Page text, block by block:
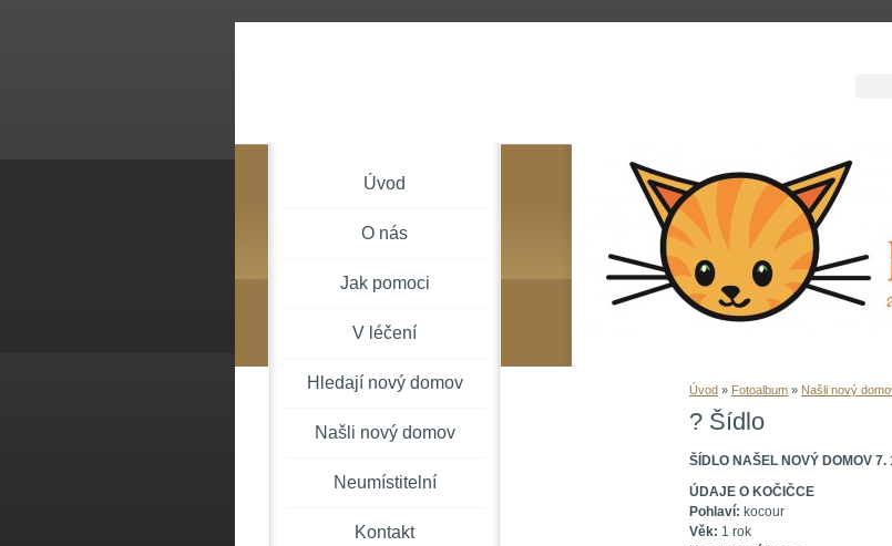
Úvod » Fotoalbum » Našli nový
? Šídlo
ŠÍDLO NAŠEL NOVÝ DOMOV 7.
ÚDAJE O KOČIČCE
Pohlaví: kocour
Věk: 1 rok
Úvod
O nás
Jak pomoci
V léčení
Hledají nový domov
Našli nový domov
Neumístitelní
Kontakt